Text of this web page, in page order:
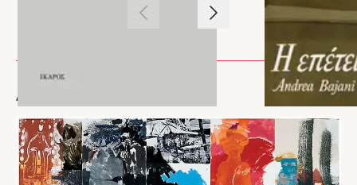
λίστα για το Βραβείο Τζόκα Τζιοβάνι 2012.
ΑΡΘΡΑ